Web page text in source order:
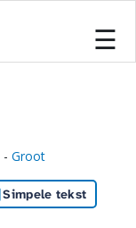
×
☰
- Groot
Simpele tekst